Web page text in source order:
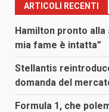
ARTICOLI RECENTI
Hamilton pronto
mia fame è intatta”
Stellantis
domanda del
Formula 1, che